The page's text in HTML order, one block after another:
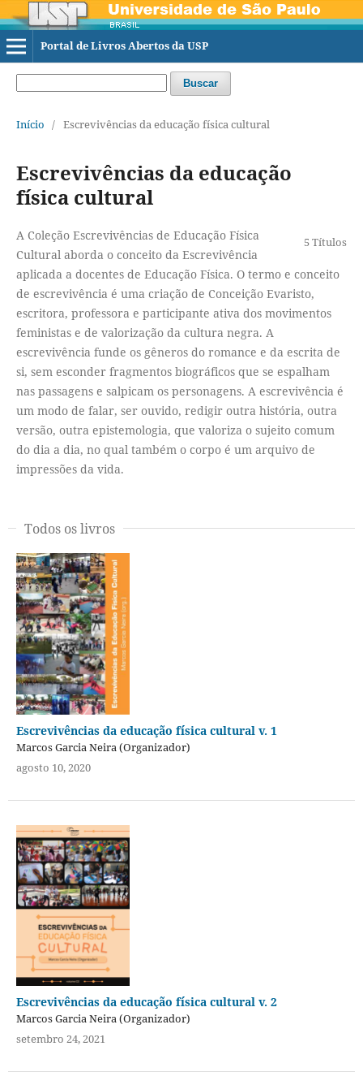
Portal de Livros Abertos da USP
Buscar
Início / Escrevivências da educação física cultural
Escrevivências da educação
física cultural
5 Títulos
A Coleção Escrevivências de Educação Física
Cultural aborda o conceito da Escrevivência
aplicada a docentes de Educação Física. O termo e conceito
de escrevivência é uma criação de Conceição Evaristo,
escritora, professora e participante ativa dos movimentos
feministas e de valorização da cultura negra. A
escrevivência funde os gêneros do romance e da escrita de
si, sem esconder fragmentos biográficos que se espalham
nas passagens e salpicam os personagens. A escrevivência é
um modo de falar, ser ouvido, redigir outra história, outra
versão, outra epistemologia, que valoriza o sujeito comum
do dia a dia, no qual também o corpo é um arquivo de
impressões da vida.
Todos os livros
Escrevivências da educação física cultural v. 1
Marcos Garcia Neira (Organizador)
agosto 10, 2020
Escrevivências da educação física cultural v. 2
Marcos Garcia Neira (Organizador)
setembro 24, 2021